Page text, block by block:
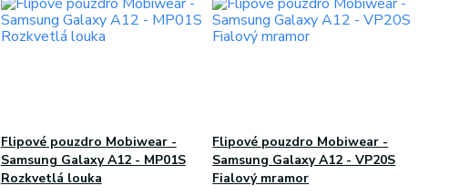
Flipové pouzdro Mobiwear -
Samsung Galaxy A12 - MP01S
Rozkvetlá louka
Flipové pouzdro Mobiwear -
Samsung Galaxy A12 - VP20S
Fialový mramor